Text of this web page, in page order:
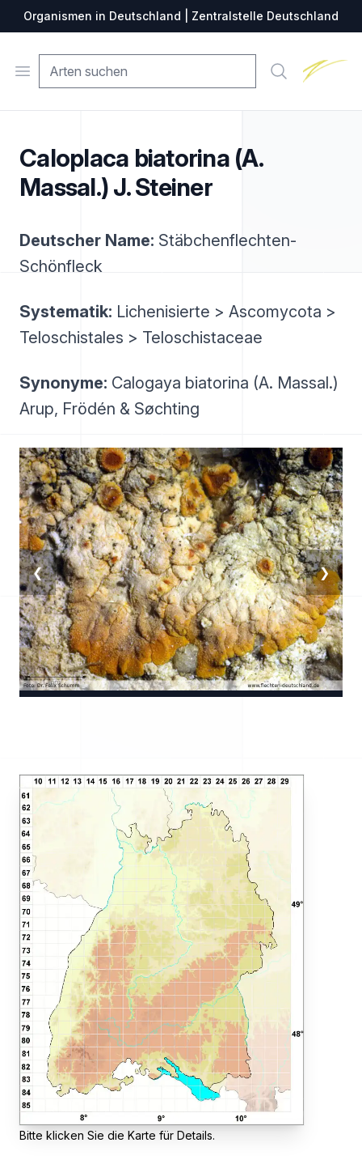
Organismen in Deutschland | Zentralstelle Deutschland
Open menu Suche
Caloplaca biatorina (A.
Massal.) J. Steiner
Deutscher Name: Stäbchenflechten-
Schönfleck
Systematik: Lichenisierte > Ascomycota >
Teloschistales > Teloschistaceae
Synonyme: Calogaya biatorina (A. Massal.)
Arup, Frödén & Søchting
❮ ❯
Bitte klicken Sie die Karte für Details.